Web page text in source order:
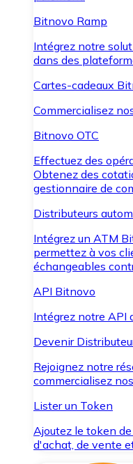
Bitnovo Ramp
Intégrez notre
dans des
Cartes-cadeaux
Commercialisez
Bitnovo OTC
Effectuez des
Obtenez des
gestionnaire de
Distributeurs
Intégrez un ATM
permettez à vos
échangeables
API Bitnovo
Intégrez notre API
Devenir
Rejoignez notre
commercialisez
Lister un Token
Ajoutez le token
d'achat, de vente